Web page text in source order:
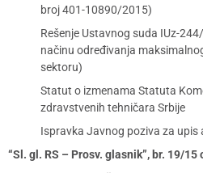
broj 401-10890/2015)
Rešenje Ustavnog suda IUz-
načinu određivanja
sektoru)
Statut o izmenama Statuta
zdravstvenih tehničara Srbije
Ispravka Javnog poziva za upis
“Sl. gl. RS – Prosv. glasnik”, br. 19/